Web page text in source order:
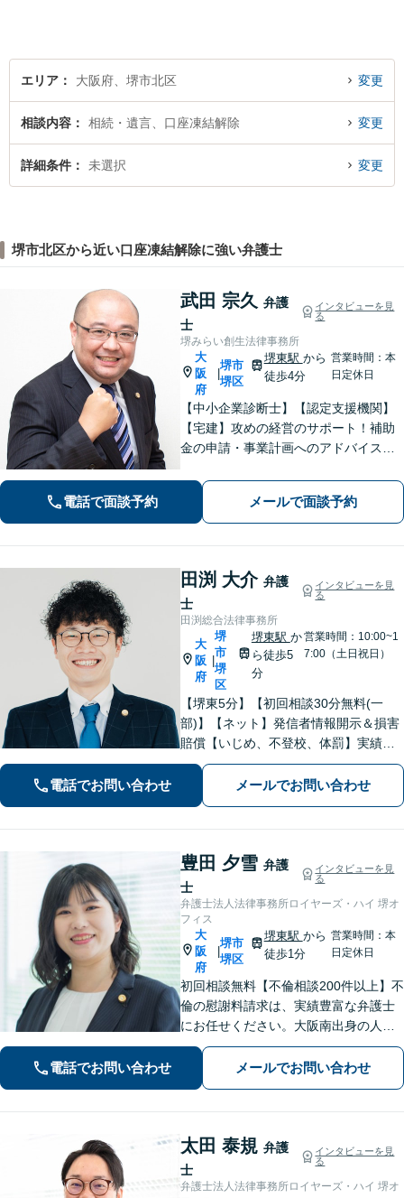
エリア 大阪府、堺市北区 変更
相談内容 相続・遺言、口座凍結解除 変更
詳細条件 未選択 変更
堺市北区から近い口座凍結解除に強い弁護士
武田 宗久 弁護
士
インタビューを見
る
堺みらい創生法律事務所
大
阪
府
堺市
堺区
堺東駅 から
徒歩4分
営業時間：本
日定休日
【中小企業診断士】【認定支援機関】
【宅建】攻めの経営のサポート！補助
金の申請・事業計画へのアドバイス／
せ！財産分与・事業継承／交通事故／
債務整理／労働問題も【夜間・休日面
談】【完全個室】【堺東駅4分】
電話で面談予約 メールで面談予約
田渕 大介 弁護
士
インタビューを見
る
田渕総合法律事務所
大
阪
府
堺
市
堺
区
堺東駅 か
ら徒歩5
分
営業時間：10:00~1
7:00（土日祝日）
【堺東5分】【初回相談30分無料(一
部)】【ネット】発信者情報開示＆損害
賠償【いじめ、不登校、体罰】実績豊
富【離婚問題】不倫・離婚に注力／有
利な条件での慰謝料・離婚【労働問
題】ハラスメント事案の実績／裁判を
電話でお問い合わせ メールでお問い合わせ
豊田 夕雪 弁護
士
インタビューを見
る
弁護士法人法律事務所ロイヤーズ・ハイ 堺オ
フィス
大
阪
府
堺市
堺区
堺東駅 から
徒歩1分
営業時間：本
日定休日
初回相談無料【不倫相談200件以上】不
倫の慰謝料請求は、実績豊富な弁護士
にお任せください。大阪南出身の人情
派弁護士が対応【交通事故も強い】交
通事故に遭われてお困りの方はお気軽
にお電話ください【当日／夜間／休日
電話でお問い合わせ メールでお問い合わせ
太田 泰規 弁護
士
インタビューを見
る
弁護士法人法律事務所ロイヤーズ・ハイ 堺オ